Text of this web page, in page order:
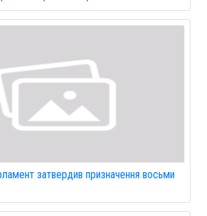
затвердив призначення восьми